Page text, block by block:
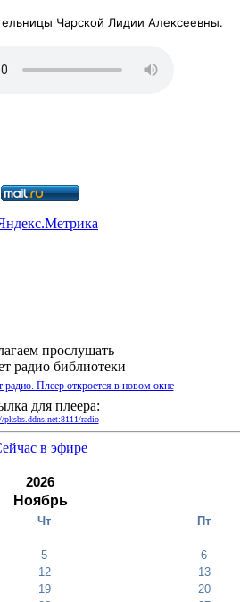
Чарской Лидии Алексеевны.
прослушать
радио библиотеки
для плеера:
pksbs.ddns.net:8111/radio
в эфире
2026
Ноябрь
Чт Пт
5
6
12
13
19
20